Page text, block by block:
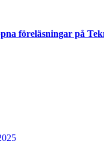
föreläsningar på